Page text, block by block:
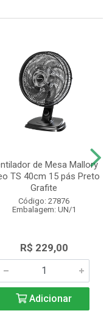
de Mesa Mallory
TS 40cm 15 pás Preto
Grafite
Código: 27876
Embalagem: UN/1
R$ 229,00
Adicionar